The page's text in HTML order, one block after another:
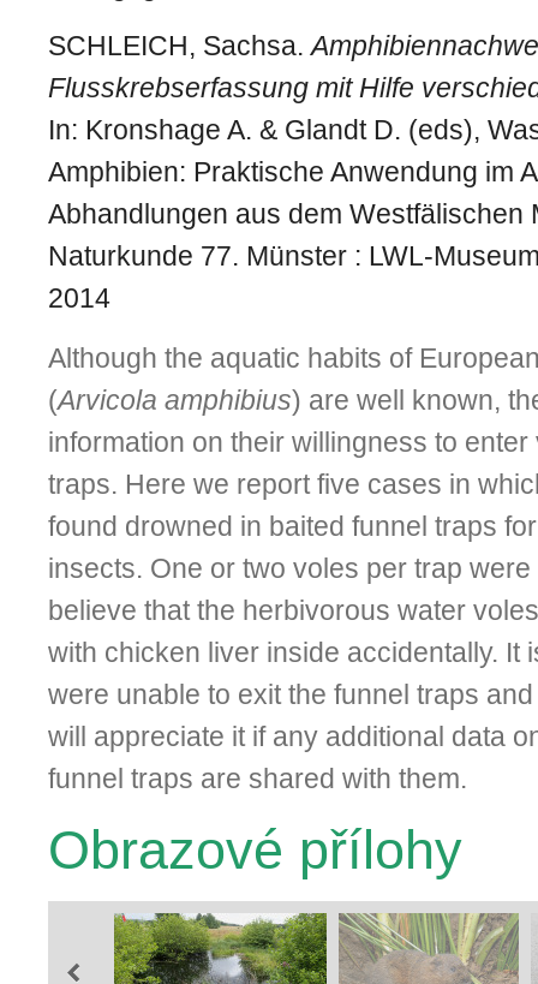
SCHLEICH, Sachsa.
Flusskrebserfassung mit Hilfe
In: Kronshage A. & Glandt D. (eds),
Amphibien: Praktische Anwendung im
Abhandlungen aus dem Westfälischen
Naturkunde 77. Münster : LWL-
2014
Although the aquatic habits of
(Arvicola amphibius) are well known,
information on their willingness to
traps. Here we report five cases in
found drowned in baited funnel traps
insects. One or two voles per trap
believe that the herbivorous water
with chicken liver inside accidentally. It
were unable to exit the funnel traps
will appreciate it if any additional data
funnel traps are shared with them.
Obrazové přílohy